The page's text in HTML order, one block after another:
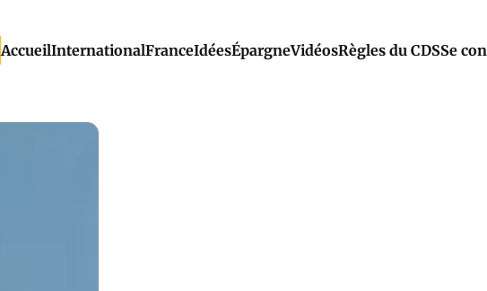
AccueilInternationalFranceIdéesÉpargneVidéosRègles du CDSSe